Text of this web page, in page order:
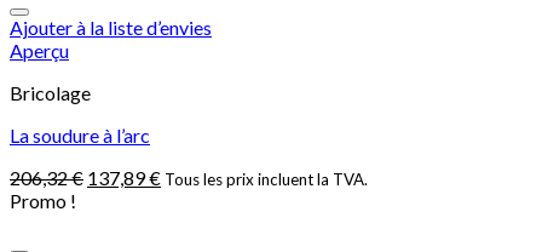
Ajouter à la liste d’envies
Aperçu
Bricolage
La soudure à l’arc
206,32€ 137,89€ Tous les prix incluent la TVA.
Promo !